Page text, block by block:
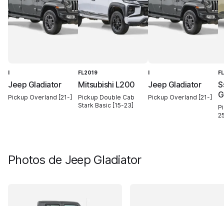
I
Jeep Gladiator
Pickup Overland [21-]
FL2019
Mitsubishi L200
Pickup Double Cab
Stark Basic [15-23]
I
Jeep Gladiator
Pickup Overland [21-]
Photos de Jeep Gladiator